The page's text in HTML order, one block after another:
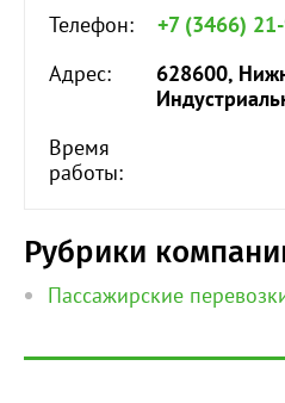
Телефон:
+7 (3466)
Адрес:
628600,
Время
работы:
Рубрики
Пассажирские